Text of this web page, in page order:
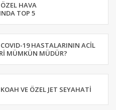
HAVA
TOP 5
19 HASTALARININ ACIL
MÜMKÜN MÜDÜR?
VE ÖZEL JET SEYAHATI